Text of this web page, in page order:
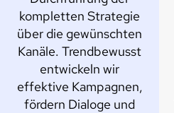
kompletten Strategie
über die gewünschten
Kanäle. Trendbewusst
entwickeln wir
effektive Kampagnen,
fördern Dialoge und